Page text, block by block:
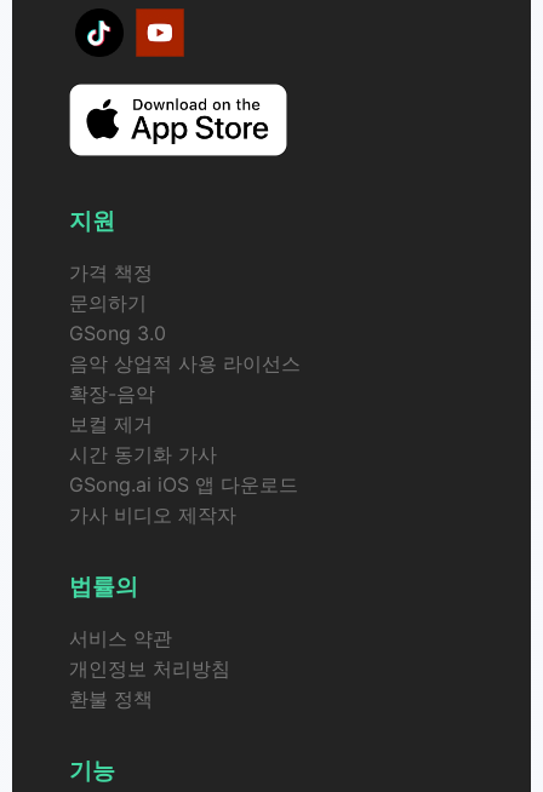
지원
가격 책정
문의하기
GSong 3.0
음악 상업적 사용 라이선스
확장-음악
보컬 제거
시간 동기화 가사
GSong.ai iOS 앱 다운로드
가사 비디오 제작자
법률의
서비스 약관
개인정보 처리방침
환불 정책
기능